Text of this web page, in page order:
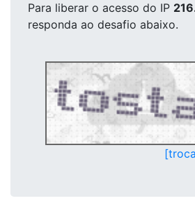
Para liberar o acesso do IP
responda ao desafio abaixo.